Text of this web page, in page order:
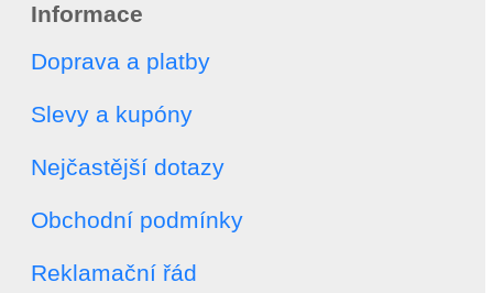
Informace
Doprava a platby
Slevy a kupóny
Nejčastější dotazy
Obchodní podmínky
Reklamační řád